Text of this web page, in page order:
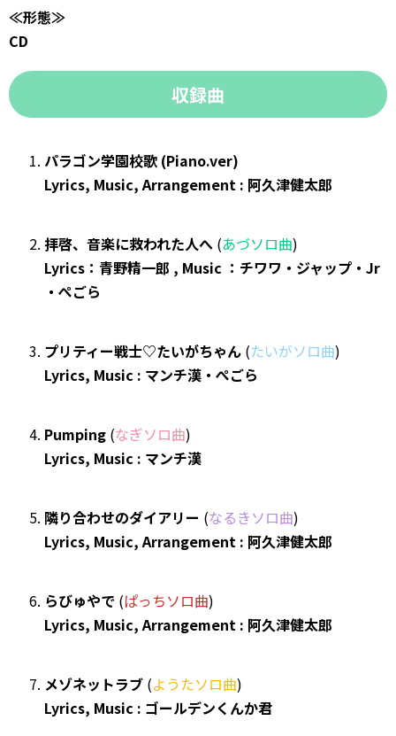
≪形態≫
CD
収録曲
パラゴン学園校歌 (Piano.ver)
Lyrics, Music, Arrangement : 阿久津健太郎
拝啓、音楽に救われた人へ (あづソロ曲)
Lyrics：青野精一郎 , Music ：チワワ・ジャップ・Jr
・ぺごら
プリティー戦士♡たいがちゃん (たいがソロ曲)
Lyrics, Music : マンチ漢・ぺごら
Pumping (なぎソロ曲)
Lyrics, Music : マンチ漢
隣り合わせのダイアリー (なるきソロ曲)
Lyrics, Music, Arrangement : 阿久津健太郎
らびゅやで (ぱっちソロ曲)
Lyrics, Music, Arrangement : 阿久津健太郎
メゾネットラブ (ようたソロ曲)
Lyrics, Music : ゴールデンくんか君